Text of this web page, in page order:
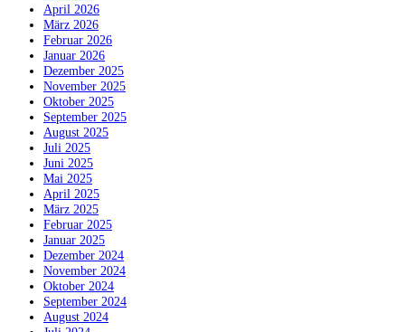
April 2026
März 2026
Februar 2026
Januar 2026
Dezember 2025
November 2025
Oktober 2025
September 2025
August 2025
Juli 2025
Juni 2025
Mai 2025
April 2025
März 2025
Februar 2025
Januar 2025
Dezember 2024
November 2024
Oktober 2024
September 2024
August 2024